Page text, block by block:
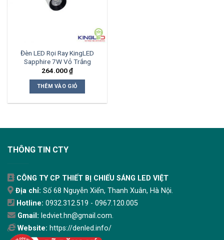
Đèn LED Rọi Ray KingLED
Sapphire 7W Vỏ Trắng
264.000₫
THÊM VÀO GIỎ
THÔNG TIN CTY
CÔNG TY CP THIẾT BỊ CHIẾU SÁNG LED VIỆT
Địa chỉ: Số 68 Nguyễn Xiển, Thanh Xuân, Hà Nội.
Hotline: 0932.312.519 - 0967.120.005
Gmail: ledviet.hn@gmail.com.
Website: https://denled.info/